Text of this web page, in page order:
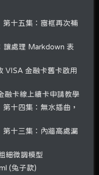
第十五集：窗框再次補
讓處理 Markdown 表
VISA 金融卡舊卡啟用
融卡線上續卡申請教學
十四集：無水插曲，
第十三集：內牆高處漏
細微調模型
(兔子款)